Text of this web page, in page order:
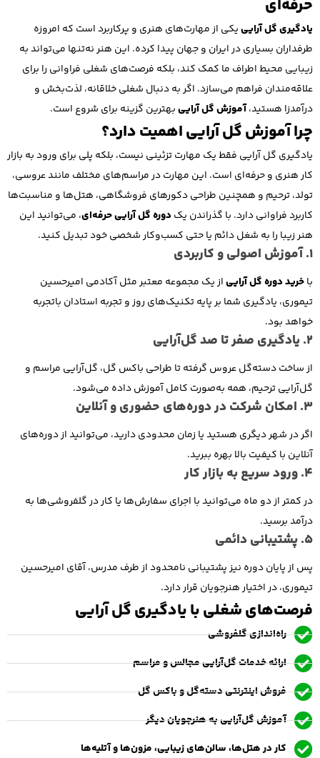
حرفه‌ای
یادگیری گل آرایییکی از مهارت‌های هنری و پرکاربرد است که امروزه
طرفداران بسیاری در ایران و جهان پیدا کرده. این هنر نه‌تنها می‌تواند به
زیبایی محیط اطراف ما کمک کند، بلکه فرصت‌های شغلی فراوانی را برای
علاقه‌مندان فراهم می‌سازد. اگر به دنبال شغلی خلاقانه، لذت‌بخش و
درآمدزا هستید،آموزش گل آراییبهترین گزینه برای شروع است.
چرا آموزش گل آرایی اهمیت دارد؟
یادگیری گل آرایی فقط یک مهارت تزئینی نیست، بلکه پلی برای ورود به بازار
کار هنری و حرفه‌ای است. این مهارت در مراسم‌های مختلف مانند عروسی،
تولد، ترحیم و همچنین طراحی دکورهای فروشگاهی، هتل‌ها و مناسبت‌ها
کاربرد فراوانی دارد. با گذراندن یکدوره گل آرایی حرفه‌ای، می‌توانید این
هنر زیبا را به شغل دائم یا حتی کسب‌و‌کار شخصی خود تبدیل کنید.
1. آموزش اصولی و کاربردی
باخرید دوره گل آراییاز یک مجموعه معتبر مثل آکادمی امیرحسین
تیموری، یادگیری شما بر پایه تکنیک‌های روز و تجربه استادان باتجربه
خواهد بود.
2. یادگیری صفر تا صد گل‌آرایی
از ساخت دسته‌گل عروس گرفته تا طراحی باکس گل، گل‌آرایی مراسم و
گل‌آرایی ترحیم، همه به‌صورت کامل آموزش داده می‌شود.
3. امکان شرکت در دوره‌های حضوری و آنلاین
اگر در شهر دیگری هستید یا زمان محدودی دارید، می‌توانید از دوره‌های
آنلاین با کیفیت بالا بهره ببرید.
4. ورود سریع به بازار کار
در کمتر از دو ماه می‌توانید با اجرای سفارش‌ها یا کار در گلفروشی‌ها به
درآمد برسید.
5. پشتیبانی دائمی
پس از پایان دوره نیز پشتیبانی نامحدود از طرف مدرس، آقای امیرحسین
تیموری، در اختیار هنرجویان قرار دارد.
فرصت‌های شغلی با یادگیری گل آرایی
راه‌اندازی گلفروشی
ارائه خدمات گل‌آرایی مجالس و مراسم
فروش اینترنتی دسته‌گل و باکس گل
آموزش گل‌آرایی به هنرجویان دیگر
کار در هتل‌ها، سالن‌های زیبایی، مزون‌ها و آتلیه‌ها